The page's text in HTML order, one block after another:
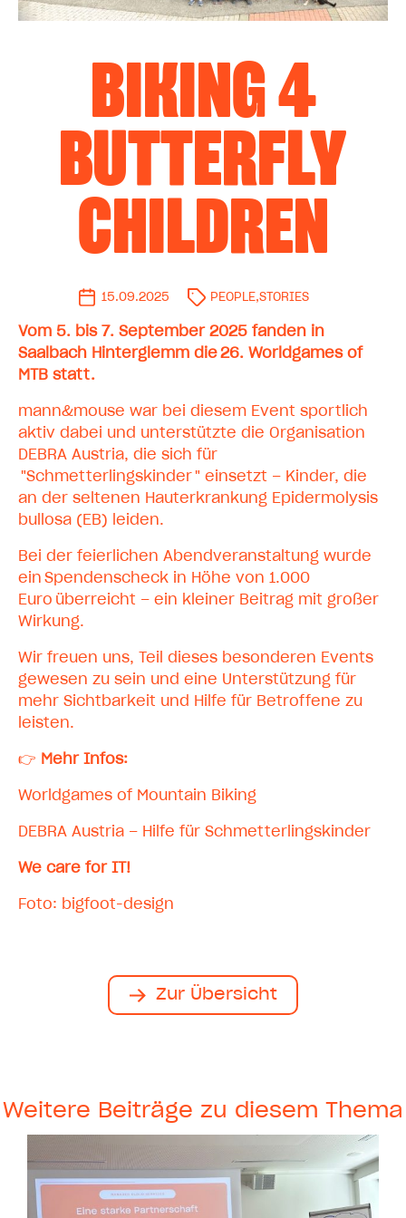
BIKING 4
BUTTERFLY
CHILDREN
15.09.2025 PEOPLE,STORIES
Vom 5. bis 7. September 2025 fanden in
Saalbach Hinterglemm die 26. Worldgames of
MTB statt.
mann&mouse war bei diesem Event sportlich
aktiv dabei und unterstützte die Organisation
DEBRA Austria, die sich für
"Schmetterlingskinder" einsetzt – Kinder, die
an der seltenen Hauterkrankung Epidermolysis
bullosa (EB) leiden.
Bei der feierlichen Abendveranstaltung wurde
ein Spendenscheck in Höhe von 1.000
Euro überreicht – ein kleiner Beitrag mit großer
Wirkung.
Wir freuen uns, Teil dieses besonderen Events
gewesen zu sein und eine Unterstützung für
mehr Sichtbarkeit und Hilfe für Betroffene zu
leisten.
👉 Mehr Infos:
Worldgames of Mountain Biking
DEBRA Austria – Hilfe für Schmetterlingskinder
We care for IT!
Foto: bigfoot-design
Zur Übersicht
Weitere Beiträge zu diesem Thema